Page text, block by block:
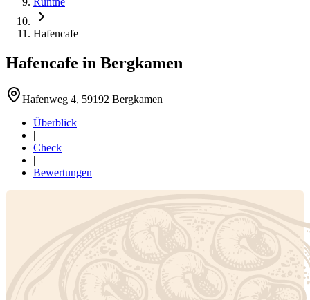
Hafencafe
Hafencafe in Bergkamen
Hafenweg 4, 59192 Bergkamen
Überblick
|
Check
|
Bewertungen